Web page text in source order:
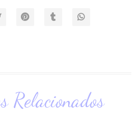
Relacionados